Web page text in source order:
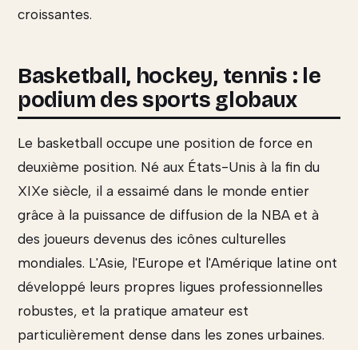
croissantes.
Basketball, hockey, tennis : le
podium des sports globaux
Le basketball occupe une position de force en
deuxième position. Né aux États-Unis à la fin du
XIXe siècle, il a essaimé dans le monde entier
grâce à la puissance de diffusion de la NBA et à
des joueurs devenus des icônes culturelles
mondiales. L'Asie, l'Europe et l'Amérique latine ont
développé leurs propres ligues professionnelles
robustes, et la pratique amateur est
particulièrement dense dans les zones urbaines.